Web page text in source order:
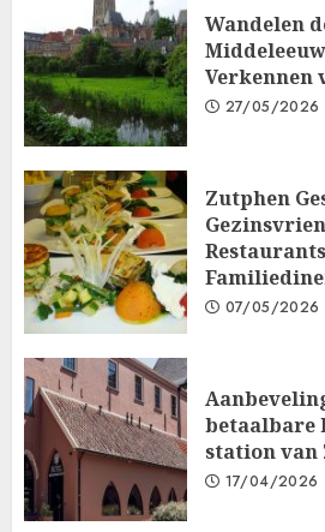
Wandelen
Verkennen
27/05/2026
Zutphen
07/05/2026
betaalbare
station van
17/04/2026